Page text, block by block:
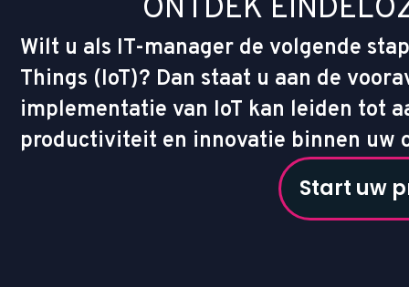
ONTDEK EINDELO
Wilt u als IT-manager de volgende
Things (IoT)? Dan staat u aan de
implementatie van IoT kan leiden tot
productiviteit en innovatie binnen uw
Start uw